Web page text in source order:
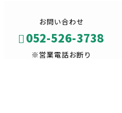
お問い合わせ
052-526-3738
※営業電話お断り